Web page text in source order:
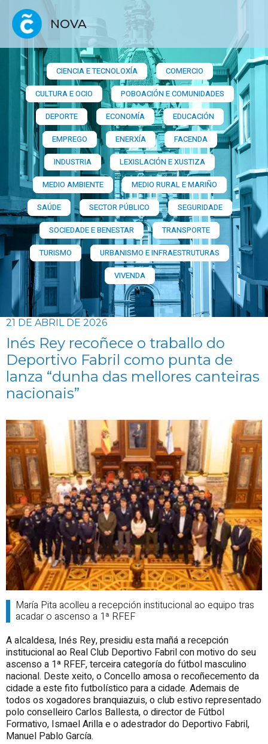
NOVA
CIENCIA E TECNOLOXÍA
COMERCIO
CULTURA E OCIO
POBOACIÓN E COMUNIDADES
DEPORTE
ECONOMÍA
EDUCACIÓN
EMPREGO
ENERXÍA
FACENDA
INDUSTRIA
LEXISLACIÓN E XUSTIZA
MEDIO AMBIENTE
MEDIO RURAL E MARIÑO
SAÚDE
SECTOR PÚBLICO
SEGURIDADE
SOCIEDADE E BENESTAR
TRANSPORTE
TURISMO
URBANISMO E INFRAESTRUTURAS
VIVENDA
21 DE ABRIL DE 2026
Inés Rey recoñece o traballo do
Deportivo Fabril como punta de
lanza “dunha das mellores canteiras
nacionais”
María Pita acolleu a recepción institucional ao equipo tras
acadar o ascenso a 1ª RFEF
A alcaldesa, Inés Rey, presidiu esta mañá a recepción
institucional ao Real Club Deportivo Fabril con motivo do seu
ascenso a 1ª RFEF, terceira categoría do fútbol masculino
nacional. Deste xeito, o Concello amosa o recoñecemento da
cidade a este fito futbolístico para a cidade. Ademais de
todos os xogadores branquiazuis, o club estivo representado
polo conselleiro Carlos Ballesta, o director de Fútbol
Formativo, Ismael Arilla e o adestrador do Deportivo Fabril,
Manuel Pablo García.